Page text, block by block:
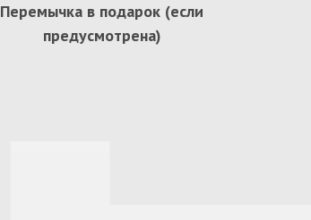
Перемычка в подарок (если
предусмотрена)